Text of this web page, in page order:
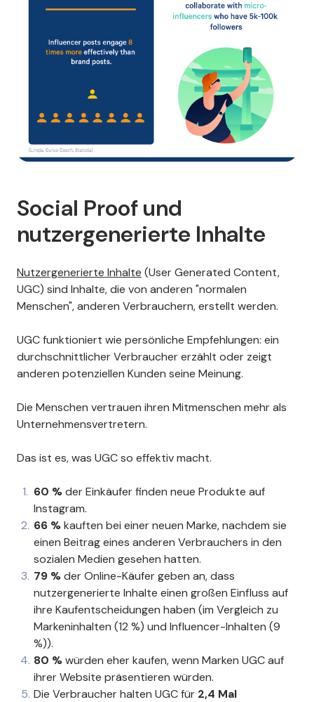
Social Proof und
nutzergenerierte Inhalte
Nutzergenerierte Inhalte (User Generated Content,
UGC) sind Inhalte, die von anderen "normalen
Menschen", anderen Verbrauchern, erstellt werden.
UGC funktioniert wie persönliche Empfehlungen: ein
durchschnittlicher Verbraucher erzählt oder zeigt
anderen potenziellen Kunden seine Meinung.
Die Menschen vertrauen ihren Mitmenschen mehr als
Unternehmensvertretern.
Das ist es, was UGC so effektiv macht.
60 %der Einkäufer finden neue Produkte auf
Instagram.
66 %kauften bei einer neuen Marke, nachdem sie
einen Beitrag eines anderen Verbrauchers in den
sozialen Medien gesehen hatten.
79 %der Online-Käufer geben an, dass
nutzergenerierte Inhalte einen großen Einfluss auf
ihre Kaufentscheidungen haben (im Vergleich zu
Markeninhalten (12 %) und Influencer-Inhalten (9
%)).
80 %würden eher kaufen, wenn Marken UGC auf
ihrer Website präsentieren würden.
Die Verbraucher halten UGC für 2,4 Mal